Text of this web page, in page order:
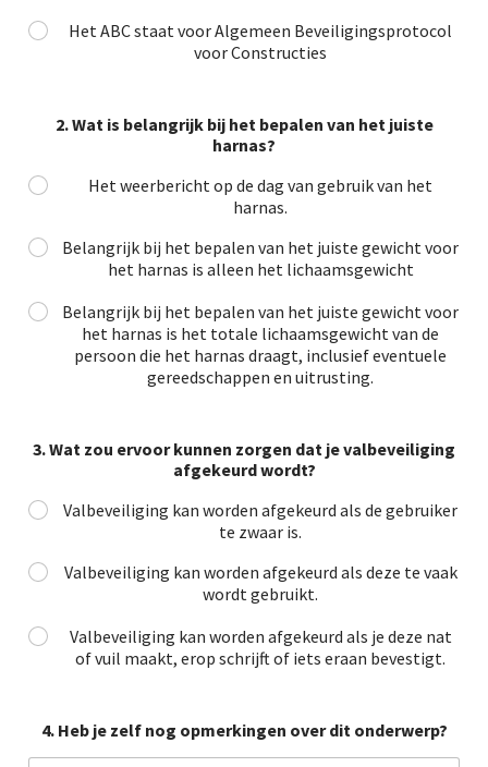
Het ABC staat voor Algemeen Beveiligingsprotocol
voor Constructies
2. Wat is belangrijk bij het bepalen van het juiste
harnas?
Het weerbericht op de dag van gebruik van het
harnas.
Belangrijk bij het bepalen van het juiste gewicht voor
het harnas is alleen het lichaamsgewicht
Belangrijk bij het bepalen van het juiste gewicht voor
het harnas is het totale lichaamsgewicht van de
persoon die het harnas draagt, inclusief eventuele
gereedschappen en uitrusting.
3. Wat zou ervoor kunnen zorgen dat je valbeveiliging
afgekeurd wordt?
Valbeveiliging kan worden afgekeurd als de gebruiker
te zwaar is.
Valbeveiliging kan worden afgekeurd als deze te vaak
wordt gebruikt.
Valbeveiliging kan worden afgekeurd als je deze nat
of vuil maakt, erop schrijft of iets eraan bevestigt.
4. Heb je zelf nog opmerkingen over dit onderwerp?